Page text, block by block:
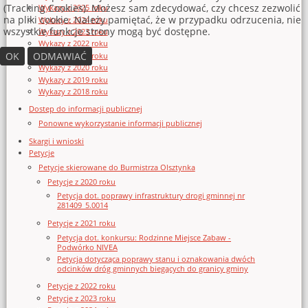
Wykazy z 2025 roku
Wykazy z 2024 roku
Wykazy z 2023 roku
Wykazy z 2022 roku
Wykazy z 2021 roku
Wykazy z 2020 roku
Wykazy z 2019 roku
Wykazy z 2018 roku
Dostęp do informacji publicznej
Ponowne wykorzystanie informacji publicznej
Skargi i wnioski
Petycje
Petycje skierowane do Burmistrza Olsztynka
Petycje z 2020 roku
Petycja dot. poprawy infrastruktury drogi gminnej nr
281409_5.0014
Petycje z 2021 roku
Petycja dot. konkursu: Rodzinne Miejsce Zabaw -
Podwórko NIVEA
Petycja dotycząca poprawy stanu i oznakowania dwóch
odcinków dróg gminnych biegących do granicy gminy
Petycje z 2022 roku
Petycje z 2023 roku
(Tracking Cookies). Możesz sam zdecydować, czy chcesz zezwolić
na pliki cookie. Należy pamiętać, że w przypadku odrzucenia, nie
wszystkie funkcje strony mogą być dostępne.
OK
ODMAWIAĆ